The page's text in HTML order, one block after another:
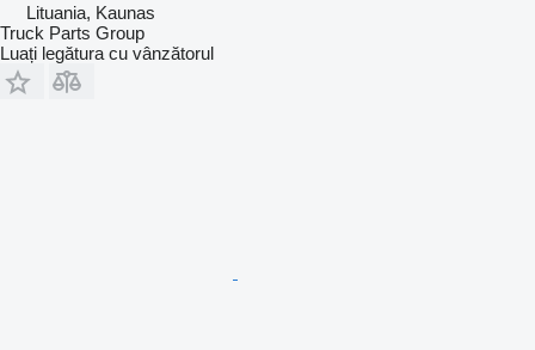
Lituania, Kaunas
Truck Parts Group
Luați legătura cu vânzătorul